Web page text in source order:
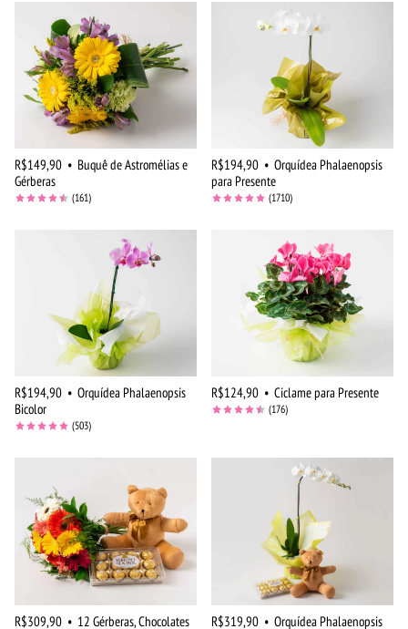
R$149,90 • Buquê de Astromélias e
Gérberas
(161)
R$194,90 • Orquídea Phalaenopsis
para Presente
(1710)
R$194,90 • Orquídea Phalaenopsis
Bicolor
(503)
R$124,90 • Ciclame para Presente
(176)
R$309,90 • 12 Gérberas, Chocolates
R$319,90 • Orquídea Phalaenopsis